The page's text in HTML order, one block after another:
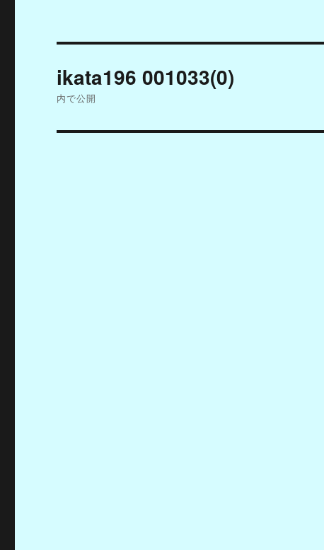
稿
ikata196 001033(0)
内で公開